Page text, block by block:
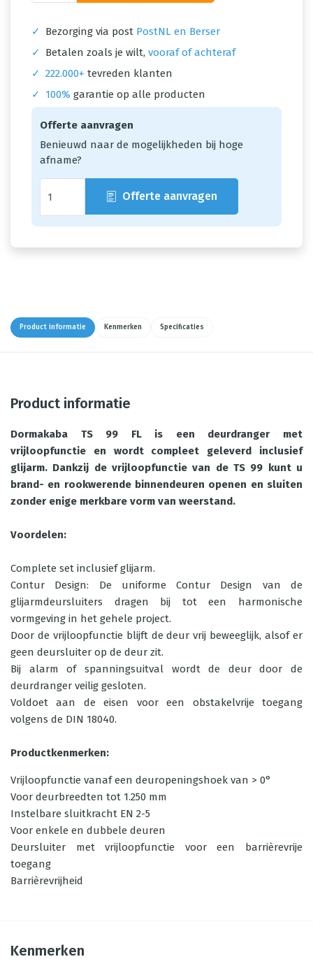
✓ Bezorging via post PostNL en Berser
✓
Betalen zoals je wilt, vooraf of achteraf
✓ 222.000+ tevreden klanten
✓
100% garantie op alle producten
Offerte aanvragen
Benieuwd naar de mogelijkheden bij hoge
afname?
Offerte aanvragen
Product informatie Kenmerken Specificaties
Product informatie
Dormakaba TS 99 FL is een deurdranger met
vrijloopfunctie en wordt compleet geleverd inclusief
glijarm. Dankzij de vrijloopfunctie van de TS 99 kunt u
brand- en rookwerende binnendeuren openen en sluiten
zonder enige merkbare vorm van weerstand.
Voordelen:
Complete set inclusief glijarm.
Contur Design: De uniforme Contur Design van de
glijarmdeursluiters dragen bij tot een harmonische
vormgeving in het gehele project.
Door de vrijloopfunctie blijft de deur vrij beweeglijk, alsof er
geen deursluiter op de deur zit.
Bij alarm of spanningsuitval wordt de deur door de
deurdranger veilig gesloten.
Voldoet aan de eisen voor een obstakelvrije toegang
volgens de DIN 18040.
Productkenmerken:
Vrijloopfunctie vanaf een deuropeningshoek van > 0°
Voor deurbreedten tot 1.250 mm
Instelbare sluitkracht EN 2-5
Voor enkele en dubbele deuren
Deursluiter met vrijloopfunctie voor een barrièrevrije
toegang
Barrièrevrijheid
Kenmerken